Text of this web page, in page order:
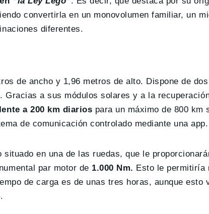
convertirla en un monovolumen familiar, un
diferentes.
de ancho y 1,96 metros de alto. Dispone de
a sus módulos solares y a la
a 200 km diarios para un máximo de 800 km
de comunicación controlado mediante una app.
situado en una de las ruedas, que le
par motor de 1.000 Nm. Esto le permitiría
de carga es de unas tres horas, aunque esto